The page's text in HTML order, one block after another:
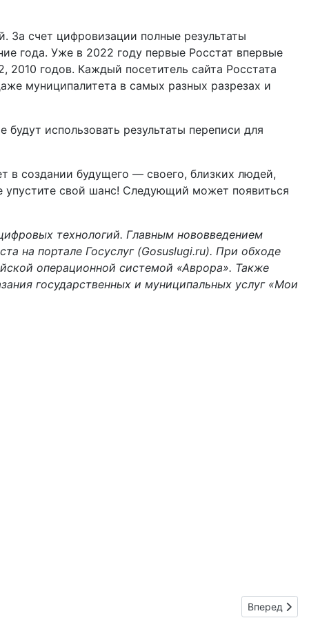
За счет цифровизации полные результаты
года. Уже в 2022 году первые Росстат впервые
годов. Каждый посетитель сайта Росстата
муниципалитета в самых разных разрезах и
использовать результаты переписи для
в создании будущего — своего, близких людей,
свой шанс! Следующий может появиться
технологий. Главным нововведением
на портале Госуслуг (Gosuslugi.ru). При обходе
операционной системой «Аврора». Также
государственных и муниципальных услуг «Мои
Следующий:
Вперед